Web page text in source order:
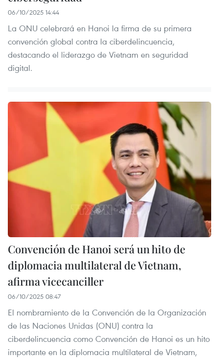
06/10/2025 14:44
La ONU celebrará en Hanoi la firma de su primera
convención global contra la ciberdelincuencia,
destacando el liderazgo de Vietnam en seguridad
digital.
Convención de Hanoi será un hito de
diplomacia multilateral de Vietnam,
afirma vicecanciller
06/10/2025 08:47
El nombramiento de la Convención de la Organización
de las Naciones Unidas (ONU) contra la
ciberdelincuencia como Convención de Hanoi es un hito
importante en la diplomacia multilateral de Vietnam,